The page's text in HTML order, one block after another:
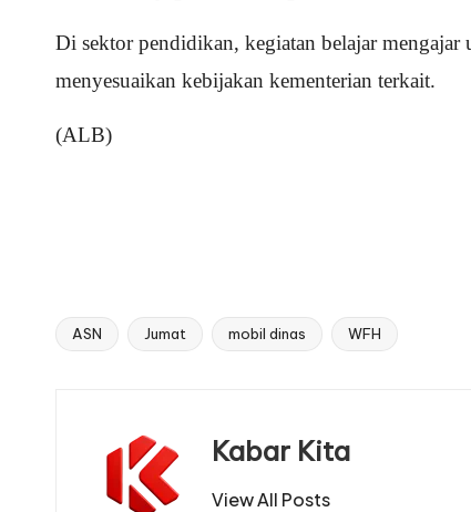
Di sektor pendidikan, kegiatan belajar mengajar
menyesuaikan kebijakan kementerian terkait.
(ALB)
Tags:
ASN Jumat mobil dinas WFH
Kabar Kita
View All Posts